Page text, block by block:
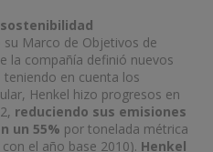
su Marco de Objetivos de
la compañía definió nuevos
en cuenta los
Henkel hizo progresos en
reduciendo sus emisiones
un 55% por tonelada métrica
el año base 2010). Henkel